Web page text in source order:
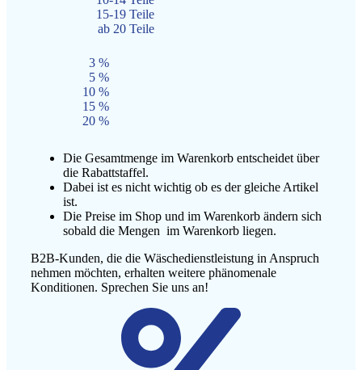
15-19 Teile
ab 20 Teile
3 %
5 %
10 %
15 %
20 %
Die Gesamtmenge im Warenkorb entscheidet über
die Rabattstaffel.
Dabei ist es nicht wichtig ob es der gleiche Artikel
ist.
Die Preise im Shop und im Warenkorb ändern sich
sobald die Mengen im Warenkorb liegen.
B2B-Kunden, die die Wäschedienstleistung in Anspruch
nehmen möchten, erhalten weitere phänomenale
Konditionen. Sprechen Sie uns an!